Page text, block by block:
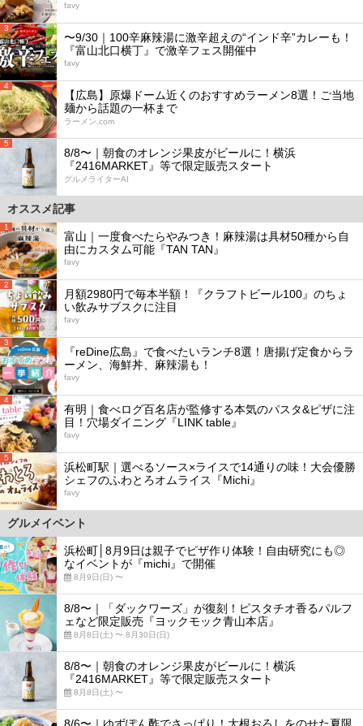
favy
3
〜9/30｜100辛麻辣湯に激辛超えの“インド辛”カレーも！
『富山北口横丁』で激辛フェス開催中
favy
4
【広島】原爆ドーム近くのおすすめラーメン8選！ご当地
麺から話題の一杯まで
ラーメン.com
5
8/8〜｜朝食のオレンジ果皮がビールに！横浜
『2416MARKET』等で限定販売スタート
グルメライターAI
オススメ記事
1
富山｜一度食べたらやみつき！麻辣湯は具材50種から自
由にカスタム可能『TAN TAN』
favy
2
月額2980円で毎本半額！『クラフトビール100』のちょ
い飲みサブスクに注目
favy
3
『reDine広島』で食べたいランチ8選！唐揚げ定食からラ
ーメン、海鮮丼、麻辣湯も！
favy
4
有明｜食べログ百名店が監修する本気のパスタ&ピザに注
目！穴場ダイニング『LINK table』
favy
5
浜松町駅｜選べるソース×ライスで14通りの味！大会優勝
シェフのふわとろオムライス『Michi』
favy
グルメイベント
浜松町│8月9日は親子でピザ作り体験！自由研究にも◎
なイベントが『michi』で開催
8月9日(日) 〜
8/8〜｜「ダックワーズ」が復刻！ピスタチオ香るパルフ
ェなど限定販売『ヨックモック青山本店』
8月8日(土) 〜 8月30日(日)
8/8〜｜朝食のオレンジ果皮がビールに！横浜
『2416MARKET』等で限定販売スタート
8月8日(土) 〜
8/6〜｜ゆずぽん酢でさっぱり！大根おろしをのせた夏限